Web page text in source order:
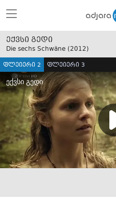
ექვსი გედი
Die sechs Schwäne (2012)
ფლეიერი 2 ფლეიერი 3